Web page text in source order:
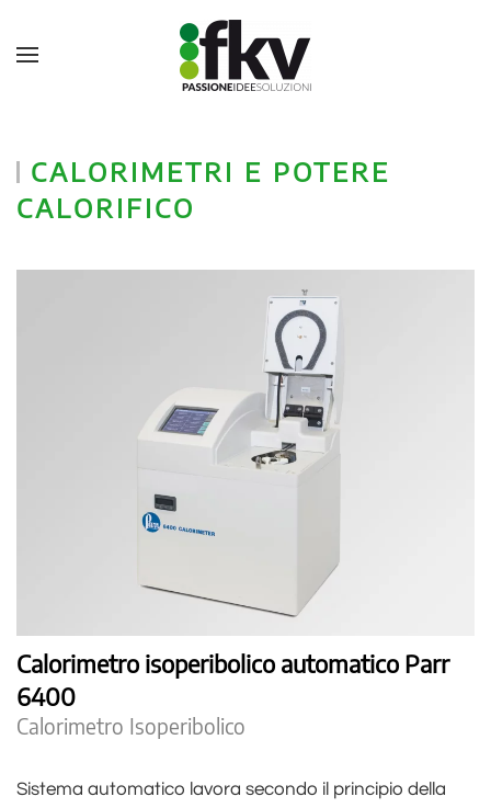
CALORIMETRI E POTERE
CALORIFICO
Calorimetro isoperibolico automatico Parr
6400
Calorimetro Isoperibolico
Sistema automatico lavora secondo il principio della